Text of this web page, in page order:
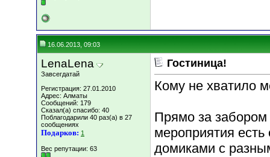
16.06.2013, 09:03
LenaLena
Завсегдатай
Регистрация: 27.01.2010
Адрес: Алматы
Сообщений: 179
Сказал(а) спасибо: 40
Поблагодарили 40 раз(а) в 27
сообщениях
Подарков: 1
Вес репутации: 63
Гостиница!
Кому не хватило
Прямо за
мероприятия
домиками с